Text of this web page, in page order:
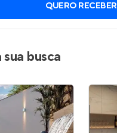
QUERO RECEBER
busca